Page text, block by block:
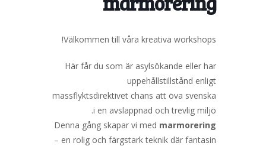
Välkommen till våra kreativa workshops!
Här får du som är asylsökande eller har
uppehållstillstånd enligt
massflyktsdirektivet chans att öva svenska
i en avslappnad och trevlig miljö.
Denna gång skapar vi med marmorering
– en rolig och färgstark teknik där fantasin